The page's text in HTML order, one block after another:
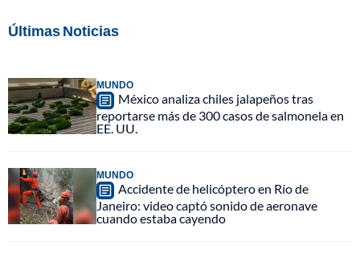
Últimas Noticias
MUNDO
México analiza chiles jalapeños tras
reportarse más de 300 casos de salmonela en
EE. UU.
MUNDO
Accidente de helicóptero en Río de
Janeiro: video captó sonido de aeronave
cuando estaba cayendo